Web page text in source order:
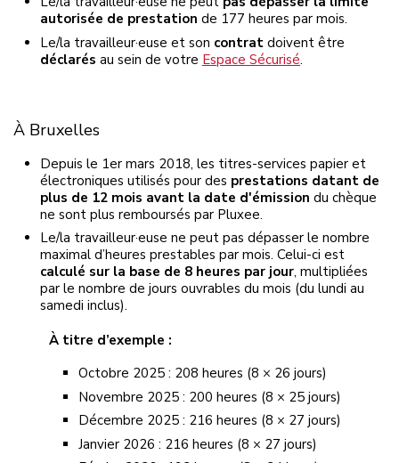
autorisée de prestation de 177 heures par mois.
Le/la travailleur·euse et son contrat doivent être
déclarés au sein de votre Espace Sécurisé.
À Bruxelles
Depuis le 1er mars 2018, les titres-services papier et
électroniques utilisés pour des prestations datant de
plus de 12 mois avant la date d'émission du chèque
ne sont plus remboursés par Pluxee.
Le/la travailleur·euse ne peut pas dépasser le nombre
maximal d’heures prestables par mois. Celui-ci est
calculé sur la base de 8 heures par jour, multipliées
par le nombre de jours ouvrables du mois (du lundi au
samedi inclus).
À titre d’exemple :
Octobre 2025 : 208 heures (8 × 26 jours)
Novembre 2025 : 200 heures (8 × 25 jours)
Décembre 2025 : 216 heures (8 × 27 jours)
Janvier 2026 : 216 heures (8 × 27 jours)